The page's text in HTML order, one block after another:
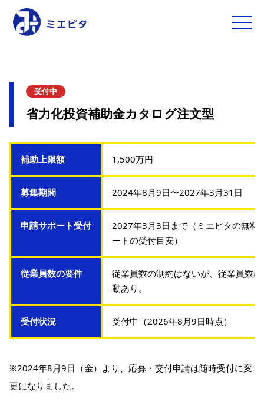
toggle
受付中
省力化投資補助金カタログ注文型
補助上限額 1,500万円
募集期間 2024年8月9日〜2027年3月31日
申請サポート受付
2027年3月3日まで（ミエピタの無料
ートの受付目安）
従業員数の要件
従業員数の制約はないが、従業員数
動あり。
受付状況 受付中（2026年8月9日時点）
※2024年8月9日（金）より、応募・交付申請は随時受付に変
更になりました。